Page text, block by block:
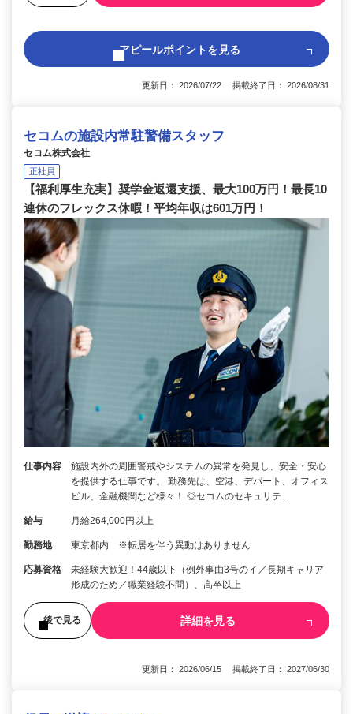
アピールポイントを見る
更新日： 2026/07/22 掲載終了日： 2026/08/31
セコムの施設内常駐警備スタッフ
セコム株式会社
正社員
【福利厚生充実】奨学金返還支援、最大100万円！最長10
連休のフレックス休暇！平均年収は601万円！
仕事内容
施設内外の周囲警戒やシステムの異常を発見し、安全・安心
を提供する仕事です。 勤務先は、空港、デパート、オフィス
ビル、金融機関など様々！ ◎セコムのセキュリテ…
給与 月給264,000円以上
勤務地 東京都内 ※転居を伴う異動はありません
応募資格
未経験大歓迎！44歳以下（例外事由3号のイ／長期キャリア
形成のため／職業経験不問）、高卒以上
後で見る 詳細を見る
更新日： 2026/06/15 掲載終了日： 2027/06/30